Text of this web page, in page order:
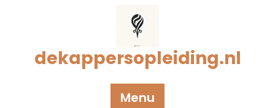
dekappersopleiding.nl
Menu